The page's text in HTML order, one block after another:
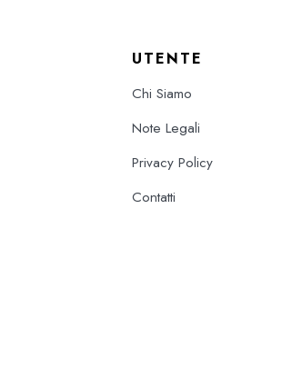
UTENTE
Chi Siamo
Note Legali
Privacy Policy
Contatti